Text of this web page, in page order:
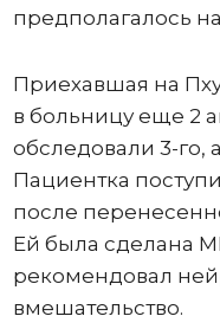
предполагалось
Приехавшая на
в больницу еще 2
обследовали 3-го,
Пациентка
после
Ей была сделана
рекомендовал
вмешательство.